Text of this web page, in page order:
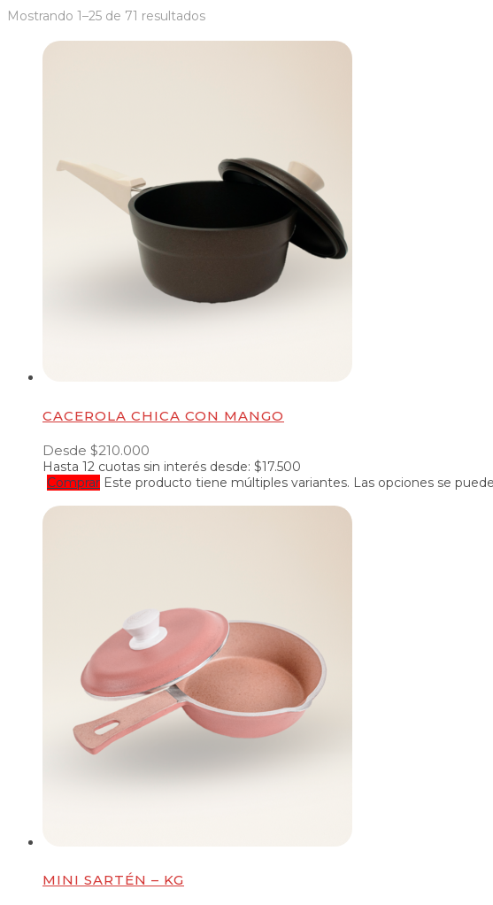
Mostrando 1–25 de 71 resultados
CACEROLA CHICA CON MANGO
Desde $210.000
Hasta 12 cuotas sin interés desde: $17.500
Comprar Este producto tiene múltiples variantes. Las opciones se
MINI SARTÉN – KG